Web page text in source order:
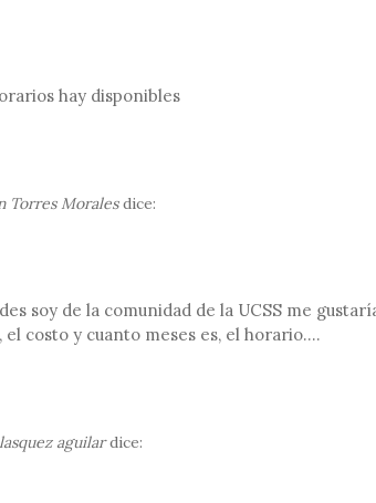
hay disponibles
Torres Morales dice:
soy de la comunidad de la UCSS me
costo y cuanto meses es, el horario….
aguilar dice: